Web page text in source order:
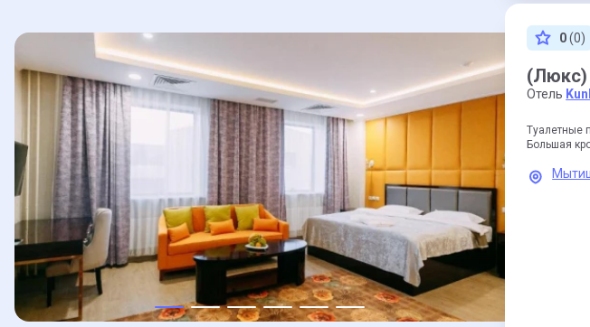
0(0)
(Люкс)
Отель
Туалетные
Большая